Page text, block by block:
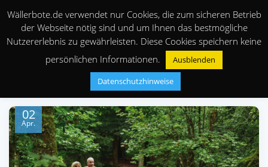
02
Apr.
Wällerbote.de verwendet nur Cookies, die zum sicheren Betrieb
der Webseite nötig sind und um Ihnen das bestmögliche
Nutzererlebnis zu gewährleisten. Diese Cookies speichern keine
persönlichen Informationen.
Ausblenden
Datenschutzhinweise